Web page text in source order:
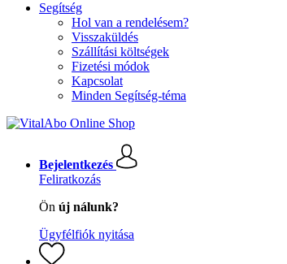
Segítség
Hol van a rendelésem?
Visszaküldés
Szállítási költségek
Fizetési módok
Kapcsolat
Minden Segítség-téma
Bejelentkezés
Feliratkozás
Ön új nálunk?
Ügyfélfiók nyitása